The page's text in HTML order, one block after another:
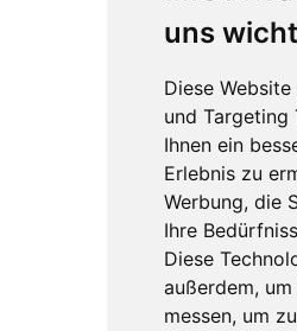
uns
Diese
und Targeting
Ihnen ein
Erlebnis zu
Werbung, die
Ihre
Diese
außerdem,
messen, um